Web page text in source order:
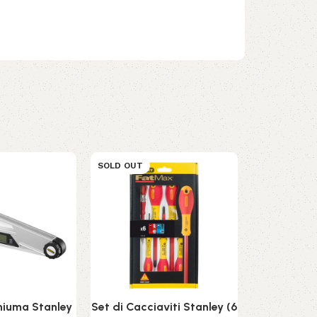
Stanley
SOLD OUT
Set di Cacciaviti Stanley (6
SOLD OUT